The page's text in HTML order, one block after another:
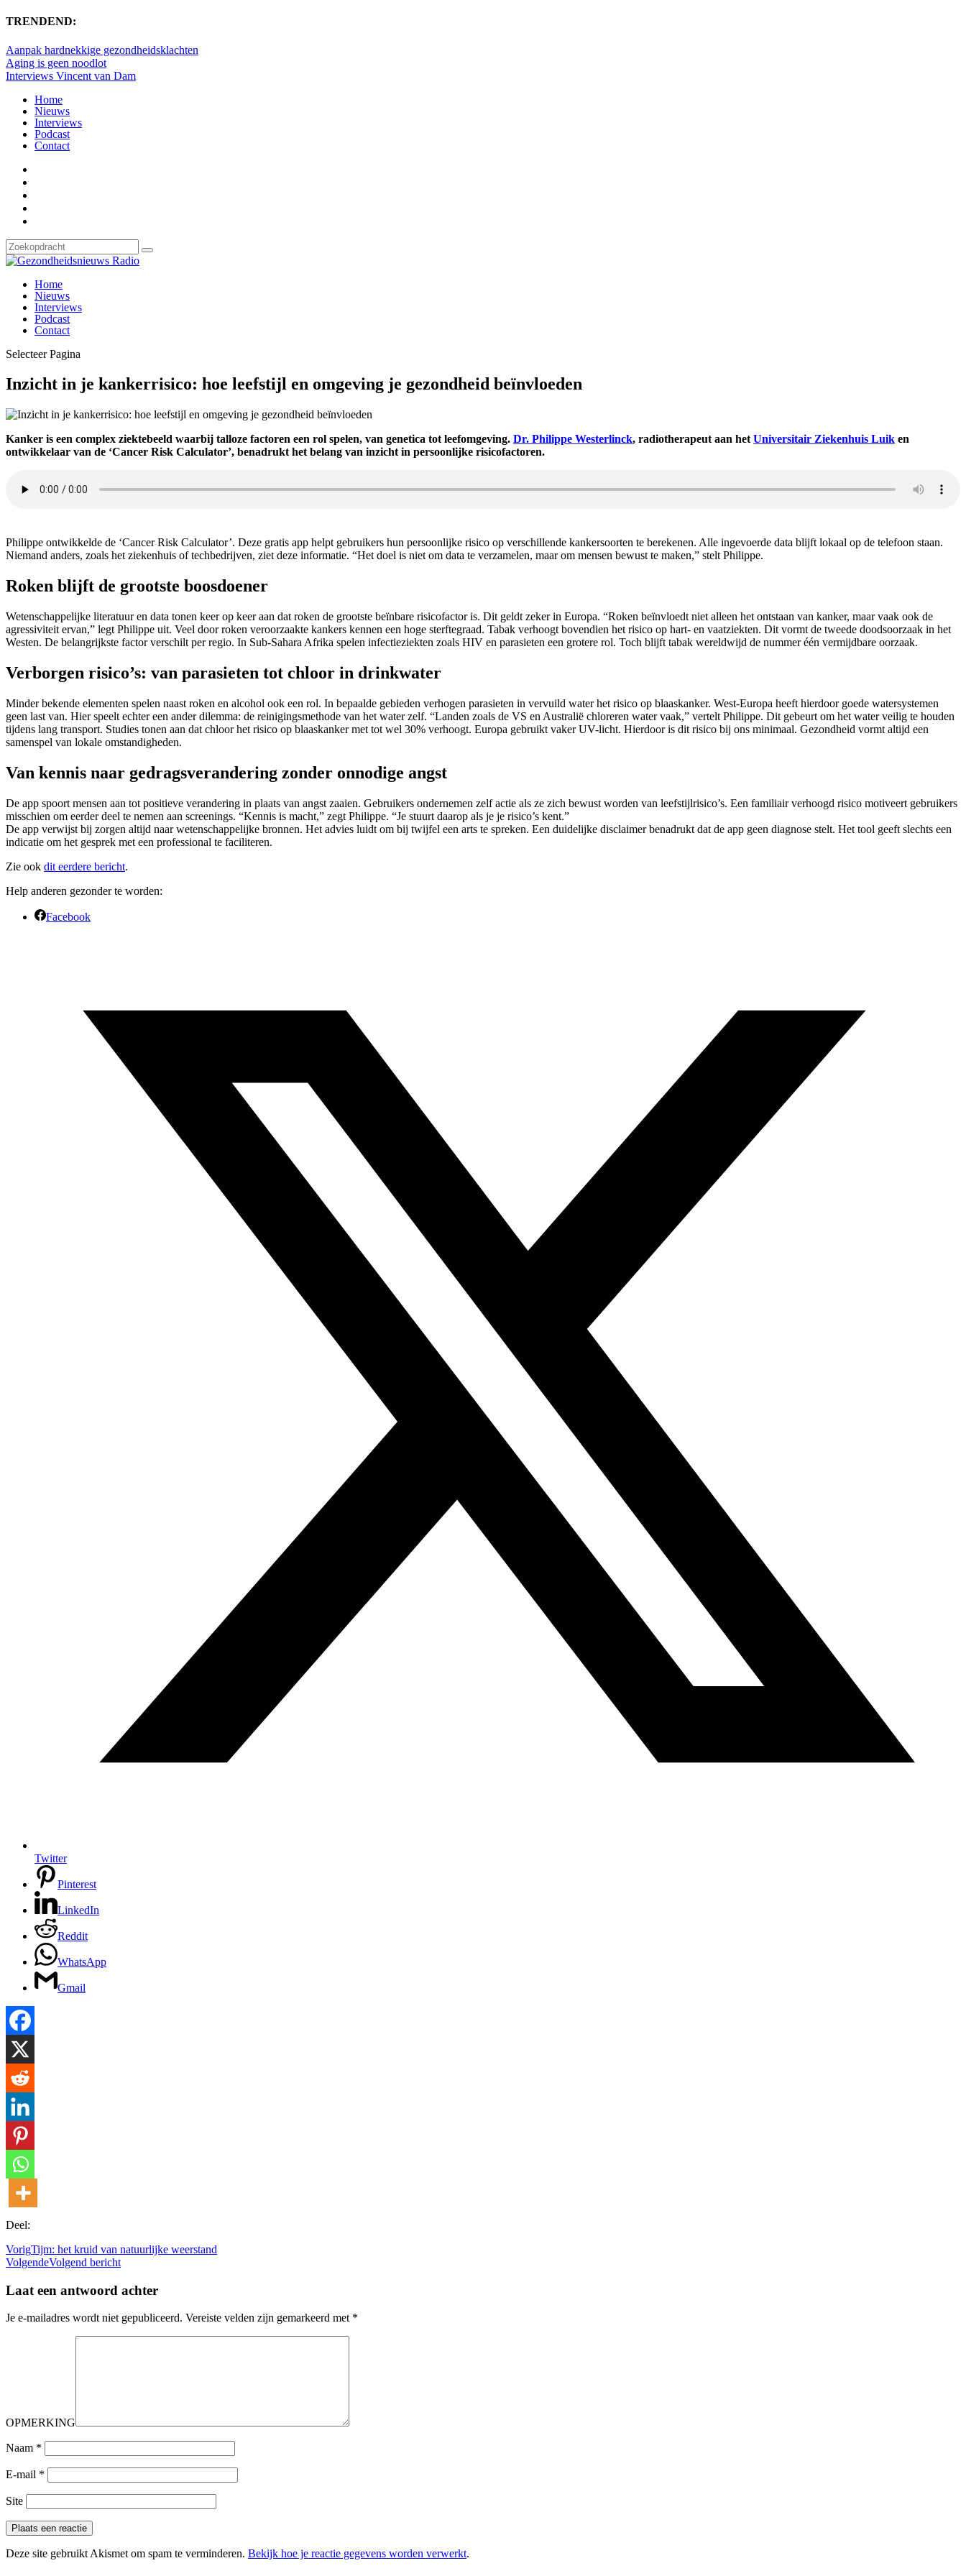
TRENDEND:
Aanpak hardnekkige gezondheidsklachten
Aging is geen noodlot
Interviews Vincent van Dam
Home
Nieuws
Interviews
Podcast
Contact
Home
Nieuws
Interviews
Podcast
Contact
Selecteer Pagina
Inzicht in je kankerrisico: hoe leefstijl en omgeving je gezondheid beïnvloeden
Kanker is een complex ziektebeeld waarbij talloze factoren een rol spelen, van genetica tot leefomgeving. Dr. Philippe Westerlinck, radiotherapeut aan het Universitair Ziekenhuis Luik en
ontwikkelaar van de ‘Cancer Risk Calculator’, benadrukt het belang van inzicht in persoonlijke risicofactoren.
Philippe ontwikkelde de ‘Cancer Risk Calculator’. Deze gratis app helpt gebruikers hun persoonlijke risico op verschillende kankersoorten te berekenen. Alle ingevoerde data blijft lokaal op de telefoon staan.
Niemand anders, zoals het ziekenhuis of techbedrijven, ziet deze informatie. “Het doel is niet om data te verzamelen, maar om mensen bewust te maken,” stelt Philippe.
Roken blijft de grootste boosdoener
Wetenschappelijke literatuur en data tonen keer op keer aan dat roken de grootste beïnbare risicofactor is. Dit geldt zeker in Europa. “Roken beïnvloedt niet alleen het ontstaan van kanker, maar vaak ook de
agressiviteit ervan,” legt Philippe uit. Veel door roken veroorzaakte kankers kennen een hoge sterftegraad. Tabak verhoogt bovendien het risico op hart- en vaatziekten. Dit vormt de tweede doodsoorzaak in het
Westen. De belangrijkste factor verschilt per regio. In Sub-Sahara Afrika spelen infectieziekten zoals HIV en parasieten een grotere rol. Toch blijft tabak wereldwijd de nummer één vermijdbare oorzaak.
Verborgen risico’s: van parasieten tot chloor in drinkwater
Minder bekende elementen spelen naast roken en alcohol ook een rol. In bepaalde gebieden verhogen parasieten in vervuild water het risico op blaaskanker. West-Europa heeft hierdoor goede watersystemen
geen last van. Hier speelt echter een ander dilemma: de reinigingsmethode van het water zelf. “Landen zoals de VS en Australië chloreren water vaak,” vertelt Philippe. Dit gebeurt om het water veilig te houden
tijdens lang transport. Studies tonen aan dat chloor het risico op blaaskanker met tot wel 30% verhoogt. Europa gebruikt vaker UV-licht. Hierdoor is dit risico bij ons minimaal. Gezondheid vormt altijd een
samenspel van lokale omstandigheden.
Van kennis naar gedragsverandering zonder onnodige angst
De app spoort mensen aan tot positieve verandering in plaats van angst zaaien. Gebruikers ondernemen zelf actie als ze zich bewust worden van leefstijlrisico’s. Een familiair verhoogd risico motiveert gebruikers
misschien om eerder deel te nemen aan screenings. “Kennis is macht,” zegt Philippe. “Je stuurt daarop als je je risico’s kent.”
De app verwijst bij zorgen altijd naar wetenschappelijke bronnen. Het advies luidt om bij twijfel een arts te spreken. Een duidelijke disclaimer benadrukt dat de app geen diagnose stelt. Het tool geeft slechts een
indicatie om het gesprek met een professional te faciliteren.
Zie ook dit eerdere bericht.
Help anderen gezonder te worden:
Facebook
Twitter
Pinterest
LinkedIn
Reddit
WhatsApp
Gmail
Deel:
VorigTijm: het kruid van natuurlijke weerstand
VolgendeVolgend bericht
Laat een antwoord achter
Je e-mailadres wordt niet gepubliceerd. Vereiste velden zijn gemarkeerd met *
OPMERKING
Naam *
E-mail *
Site
Deze site gebruikt Akismet om spam te verminderen. Bekijk hoe je reactie gegevens worden verwerkt.